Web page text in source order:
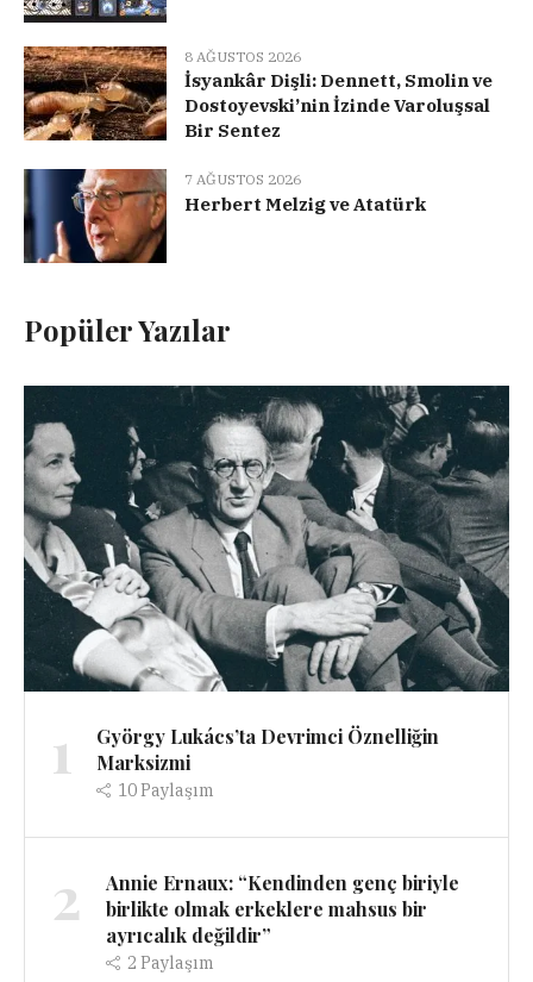
8 AĞUSTOS 2026
İsyankâr Dişli: Dennett, Smolin ve
Dostoyevski’nin İzinde Varoluşsal
Bir Sentez
7 AĞUSTOS 2026
Herbert Melzig ve Atatürk
Popüler Yazılar
1
György Lukács’ta Devrimci Öznelliğin
Marksizmi
10Paylaşım
2
Annie Ernaux: “Kendinden genç biriyle
birlikte olmak erkeklere mahsus bir
ayrıcalık değildir”
2 Paylaşım